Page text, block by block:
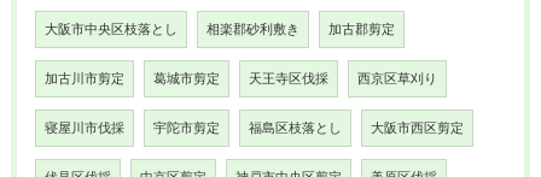
大阪市中央区枝落とし 相楽郡砂利敷き 加古郡剪定
加古川市剪定 葛城市剪定 天王寺区伐採 西京区草刈り
寝屋川市伐採 宇陀市剪定 福島区枝落とし 大阪市西区剪定